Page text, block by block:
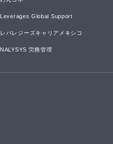
Leverages Global Support
レバレジーズキャリアメキシコ
NALYSYS 労務管理